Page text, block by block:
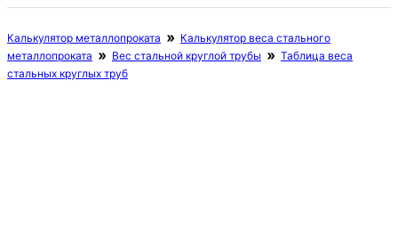
Калькулятор металлопроката
Калькулятор веса стального
металлопроката
Вес стальной круглой трубы
Таблица веса
стальных круглых труб